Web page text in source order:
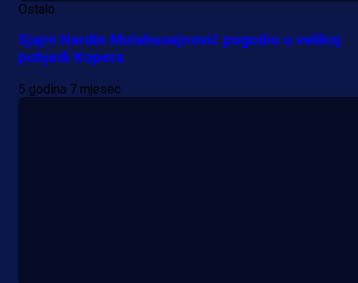
Ostalo
Sjajni Nardin Mulahusejnović pogodio u velikoj
pobjedi Kopera
5 godina 7 mjesec